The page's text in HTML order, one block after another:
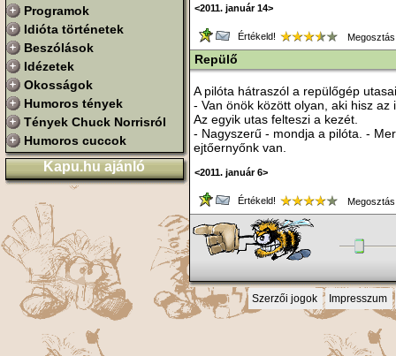
Programok
Idióta történetek
Beszólások
Idézetek
Okosságok
Humoros tények
Tények Chuck Norrisról
Humoros cuccok
Kapu.hu ajánló
<2011. január 14>
Értékeld!
Repülő
A pilóta hátraszól a repülőgép
- Van önök között olyan, aki hisz az
Az egyik utas felteszi a kezét.
- Nagyszerű - mondja a pilóta. -
ejtőernyőnk van.
<2011. január 6>
Értékeld!
Szerzői jogok Impresszum